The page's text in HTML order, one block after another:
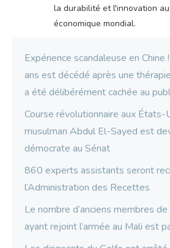
la durabilité et l'innovation
économique mondial.
Expérience scandaleuse en Chine
ans est décédé après une
a été délibérément cachée au
Course révolutionnaire aux États-
musulman Abdul El-Sayed est
démocrate au Sénat
860 experts assistants seront
l’Administration des Recettes
Le nombre d’anciens membres de
ayant rejoint l’armée au Mali est